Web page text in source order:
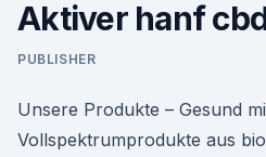
Aktiver hanf
PUBLISHER
Unsere Produkte – Gesund
Vollspektrumprodukte aus